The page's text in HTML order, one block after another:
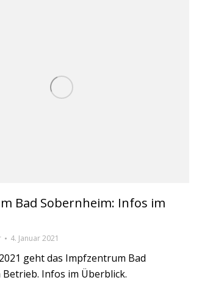
Bad Sobernheim: Infos im
4. Januar 2021
geht das Impfzentrum Bad
Infos im Überblick.